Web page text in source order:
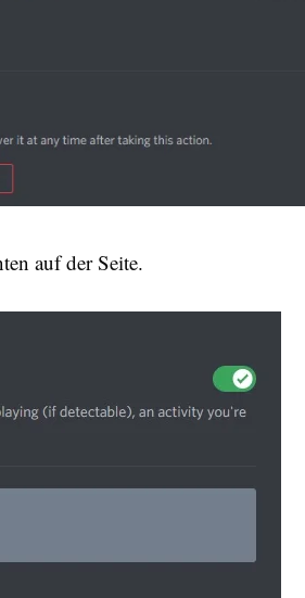
auf der Seite.